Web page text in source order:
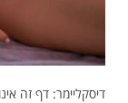
דיסקליימר: דף זה